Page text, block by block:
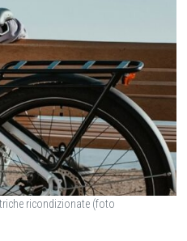
ricondizionate (foto